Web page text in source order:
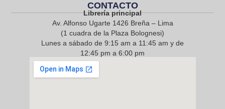
CONTACTO
Librería principal
Av. Alfonso Ugarte 1426 Breña – Lima
(1 cuadra de la Plaza Bolognesi)
Lunes a sábado de 9:15 am a 11:45 am y de
12:45 pm a 6:00 pm
968 217 912